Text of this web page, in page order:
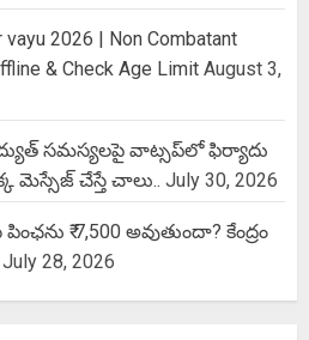
2026 | Non Combatant
& Check Age Limit August 3,
సమస్యలపై వాట్సప్‌లో ఫిర్యాదు
మెస్సేజ్ చేస్తే చాలు.. July 30, 2026
పింఛను ₹ 7,500 అవుతుందా? కేంద్రం
July 28, 2026